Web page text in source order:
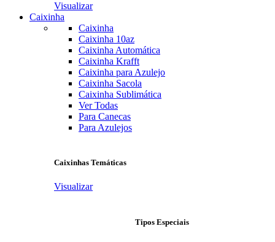
Visualizar
Caixinha
Caixinha
Caixinha 10az
Caixinha Automática
Caixinha Krafft
Caixinha para Azulejo
Caixinha Sacola
Caixinha Sublimática
Ver Todas
Para Canecas
Para Azulejos
Caixinhas Temáticas
Visualizar
Tipos Especiais